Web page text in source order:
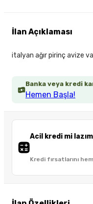
Banka veya kredi
Hemen Başla!
Acil kredi mi
Kredi fırsatlarını
İlan Açıklaması
italyan ağır pirinç avize